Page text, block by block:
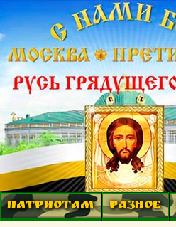
ПАТРИОТАМ РАЗНОЕ